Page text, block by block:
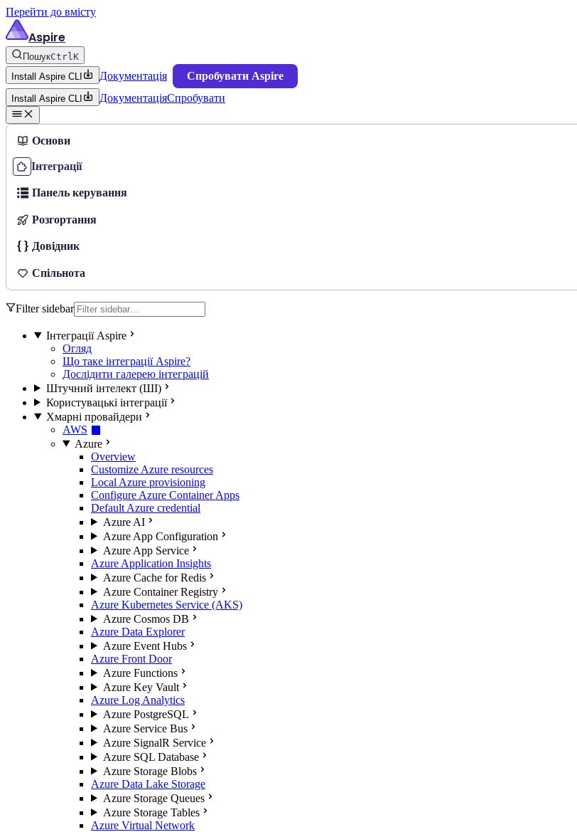
Перейти до вмісту
Aspire
ПошукCtrlK
Install Aspire CLI
Документація Спробувати Aspire
Install Aspire CLI ДокументаціяСпробувати
Основи
Інтеграції
Панель керування
Розгортання
Довідник
Спільнота
Filter sidebar
Інтеграції Aspire
Огляд
Що таке інтеграції Aspire?
Дослідити галерею інтеграцій
Штучний інтелект (ШІ)
Користувацькі інтеграції
Хмарні провайдери
AWS
Azure
Overview
Customize Azure resources
Local Azure provisioning
Configure Azure Container Apps
Default Azure credential
Azure AI
Azure App Configuration
Azure App Service
Azure Application Insights
Azure Cache for Redis
Azure Container Registry
Azure Kubernetes Service (AKS)
Azure Cosmos DB
Azure Data Explorer
Azure Event Hubs
Azure Front Door
Azure Functions
Azure Key Vault
Azure Log Analytics
Azure PostgreSQL
Azure Service Bus
Azure SignalR Service
Azure SQL Database
Azure Storage Blobs
Azure Data Lake Storage
Azure Storage Queues
Azure Storage Tables
Azure Virtual Network